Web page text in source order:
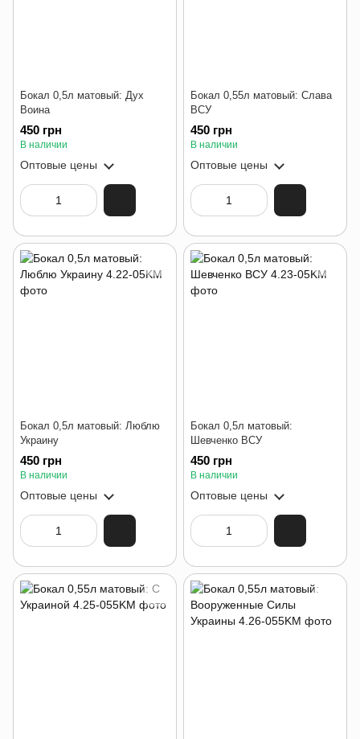
Бокал 0,5л матовый: Дух
Воина
450 грн
В наличии
Оптовые цены
Бокал 0,55л матовый: Слава
ВСУ
450 грн
В наличии
Оптовые цены
Бокал 0,5л матовый: Люблю
Украину
450 грн
В наличии
Оптовые цены
Бокал 0,5л матовый:
Шевченко ВСУ
450 грн
В наличии
Оптовые цены